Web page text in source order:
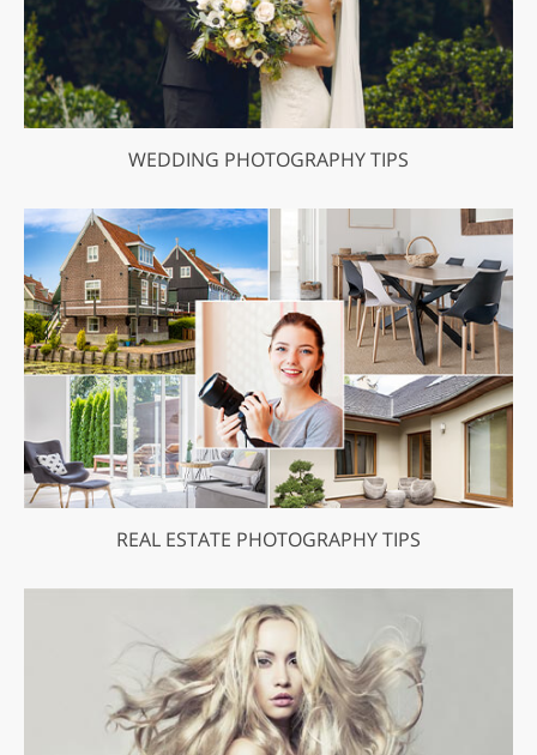
WEDDING PHOTOGRAPHY TIPS
REAL ESTATE PHOTOGRAPHY TIPS